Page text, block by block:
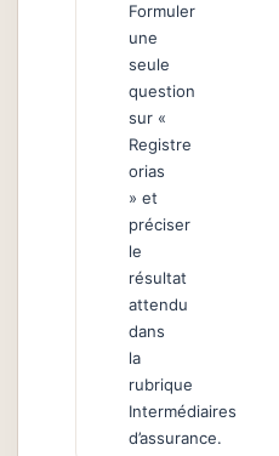
Formuler
une
seule
question
sur «
Registre
orias
» et
préciser
le
résultat
attendu
dans
la
rubrique
Intermédiaires
d’assurance.